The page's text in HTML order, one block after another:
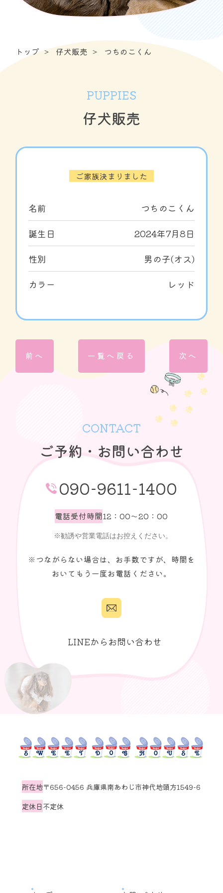
トップ 仔犬販売 つちのこくん
PUPPIES
仔犬販売
ご家族決まりました
名前
つちのこくん
誕生日
2024年7月8日
性別
男の子(オス)
カラー
レッド
前へ 一覧へ戻る 次へ
CONTACT
ご予約・お問い合わせ
090-9611-1400
電話受付時間12：00～20：00
※つながらない場合は、お手数ですが、時間を
おいてもう一度お電話ください。
LINEからお問い合わせ
所在地〒656-0456 兵庫県南あわじ市神代地頭方1549-6
定休日不定休